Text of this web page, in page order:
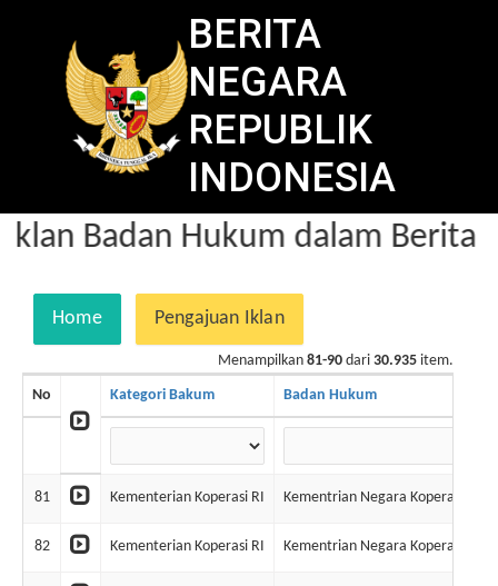
BERITA
NEGARA
REPUBLIK
INDONESIA
Badan Hukum dalam Berita
Home Pengajuan Iklan
Menampilkan 81-90 dari 30.935 item.
No Kategori Bakum Badan Hukum
81 Kementerian Koperasi RI Kementrian Negara Koperasi &
82 Kementerian Koperasi RI Kementrian Negara Koperasi &